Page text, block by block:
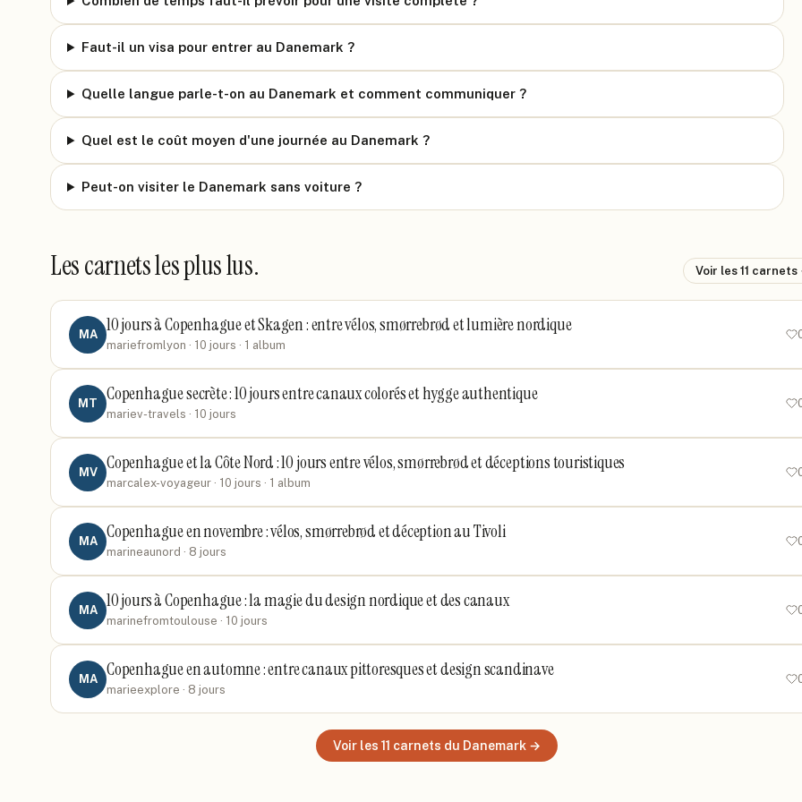
Faut-il un visa pour entrer au Danemark ?
Quelle langue parle-t-on au Danemark et comment communiquer ?
Quel est le coût moyen d'une journée au Danemark ?
Peut-on visiter le Danemark sans voiture ?
Les carnets les plus lus. Voir les 11 carnets
MA 10 jours à Copenhague et Skagen : entre vélos, smørrebrød et lumière nordique
mariefromlyon · 10 jours · 1 album
MT Copenhague secrète : 10 jours entre canaux colorés et hygge authentique
mariev-travels · 10 jours
MV Copenhague et la Côte Nord : 10 jours entre vélos, smørrebrød et déceptions touristiques
marcalex-voyageur · 10 jours · 1 album
MA Copenhague en novembre : vélos, smørrebrød et déception au Tivoli
marineaunord · 8 jours
MA 10 jours à Copenhague : la magie du design nordique et des canaux
marinefromtoulouse · 10 jours
MA Copenhague en automne : entre canaux pittoresques et design scandinave
marieexplore · 8 jours
Voir les 11 carnets du Danemark →